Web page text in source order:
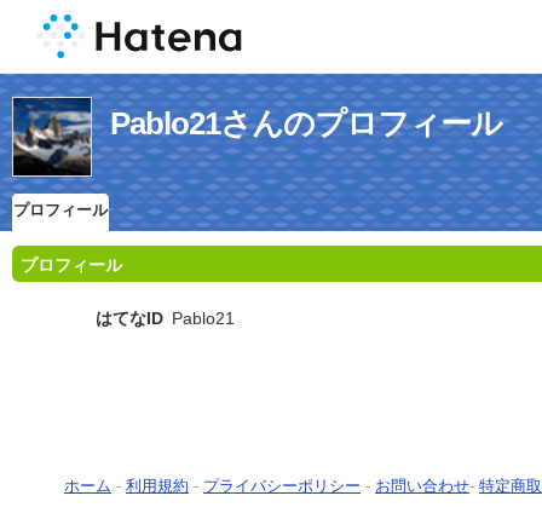
Pablo21さんのプロフィール
プロフィール
プロフィール
はてなID Pablo21
ホーム - 利用規約 - プライバシーポリシー - お問い合わせ- 特定商